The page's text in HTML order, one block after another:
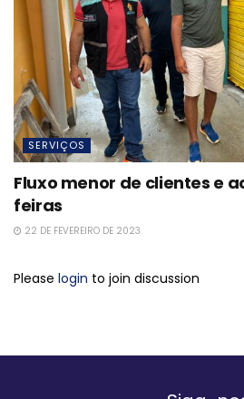
SERVIÇOS
Fluxo menor de clientes e
feiras
22 DE FEVEREIRO DE 2023
Please login to join discussion